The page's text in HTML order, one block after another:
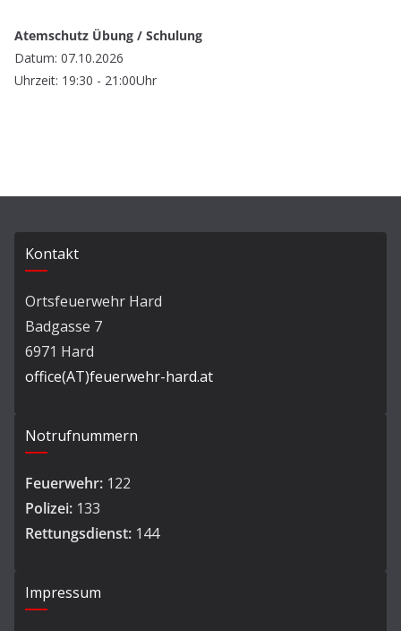
Atemschutz Übung / Schulung
Datum: 07.10.2026
Uhrzeit: 19:30 - 21:00Uhr
Kontakt
Ortsfeuerwehr Hard
Badgasse 7
6971 Hard
office(AT)feuerwehr-hard.at
Notrufnummern
Feuerwehr: 122
Polizei: 133
Rettungsdienst: 144
Impressum